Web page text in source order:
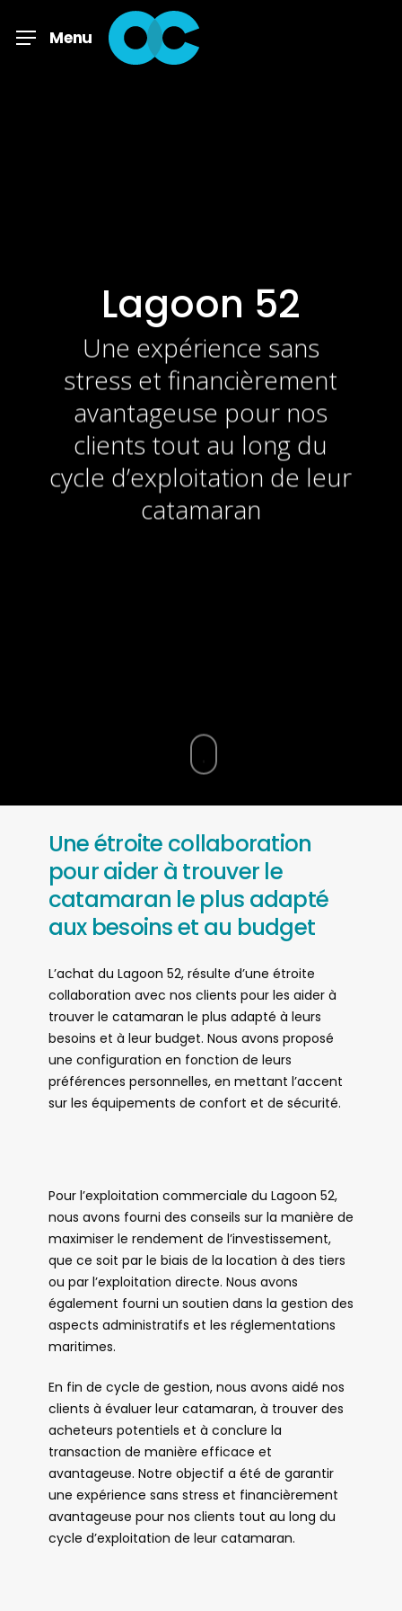
Menu
Lagoon 52
Une expérience sans
stress et financièrement
avantageuse pour nos
clients tout au long du
cycle d’exploitation de leur
catamaran
Une étroite collaboration
pour aider à trouver le
catamaran le plus adapté
aux besoins et au budget
L’achat du Lagoon 52, résulte d’une étroite
collaboration avec nos clients pour les aider à
trouver le catamaran le plus adapté à leurs
besoins et à leur budget. Nous avons proposé
une configuration en fonction de leurs
préférences personnelles, en mettant l’accent
sur les équipements de confort et de sécurité.
Pour l’exploitation commerciale du Lagoon 52,
nous avons fourni des conseils sur la manière de
maximiser le rendement de l’investissement,
que ce soit par le biais de la location à des tiers
ou par l’exploitation directe. Nous avons
également fourni un soutien dans la gestion des
aspects administratifs et les réglementations
maritimes.
En fin de cycle de gestion, nous avons aidé nos
clients à évaluer leur catamaran, à trouver des
acheteurs potentiels et à conclure la
transaction de manière efficace et
avantageuse. Notre objectif a été de garantir
une expérience sans stress et financièrement
avantageuse pour nos clients tout au long du
cycle d’exploitation de leur catamaran.